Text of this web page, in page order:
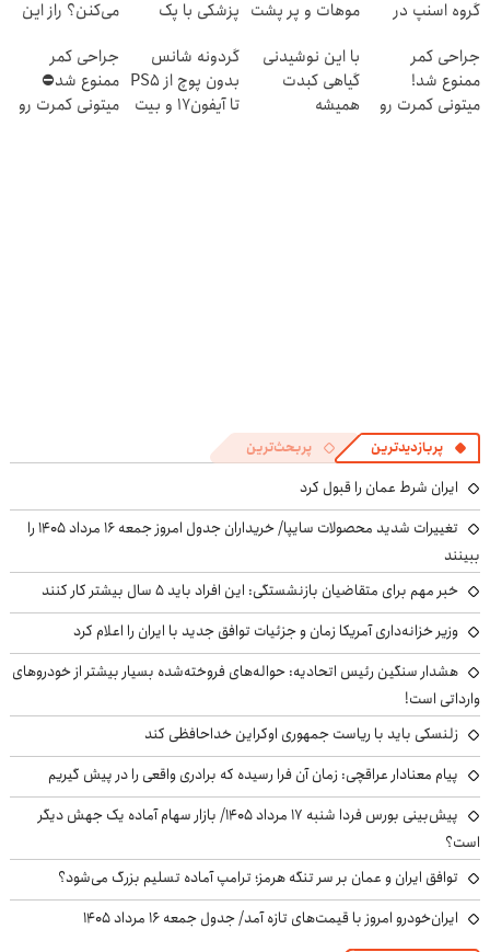
گروه اسنپ در
موهات و پر پشت پزشکی با پک
خانگی
می‌کنن؟ راز این
جراحی کمر
ممنوع شد!
میتونی کمرت رو
با این نوشیدنی
گیاهی کبدت
همیشه
گردونه شانس
بدون پوچ از PS5
تا آیفون17 و بیت
جراحی کمر
ممنوع شد⛔
میتونی کمرت رو
پربازدیدترین پربحث‌ترین
ایران شرط عمان را قبول کرد
تغییرات شدید محصولات سایپا/ خریداران جدول امروز جمعه ۱۶ مرداد ۱۴۰۵ را
ببینند
خبر مهم برای متقاضیان بازنشستگی: این افراد باید ۵ سال بیشتر کار کنند
وزیر خزانه‌داری آمریکا زمان و جزئیات توافق جدید با ایران را اعلام کرد
هشدار سنگین رئیس اتحادیه: حواله‌های فروخته‌شده بسیار بیشتر از خودروهای
وارداتی است!
زلنسکی باید با ریاست جمهوری اوکراین خداحافظی کند
پیام معنادار عراقچی: زمان آن فرا رسیده که برادری واقعی را در پیش گیریم
پیش‌بینی بورس فردا شنبه ۱۷ مرداد ۱۴۰۵/ بازار سهام آماده یک جهش دیگر
است؟
توافق ایران و عمان بر سر تنگه هرمز؛ ترامپ آماده تسلیم بزرگ می‌شود؟
ایران‌خودرو امروز با قیمت‌های تازه آمد/ جدول جمعه ۱۶ مرداد ۱۴۰۵